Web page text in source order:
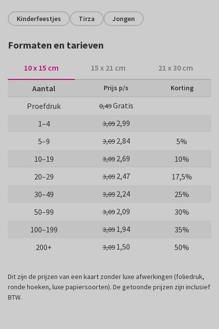
Kinderfeestjes Tirza Jongen
Formaten en tarieven
10 x 15 cm 15 x 21 cm 21 x 30 cm
Aantal Prijs p/s Korting
Proefdruk 0,49Gratis
1–4
3,09 2,99
5–9
3,09 2,84
5%
10–19
3,09 2,69
10%
20–29
3,09 2,47
17,5%
30–49
3,09 2,24
25%
50–99
3,09 2,09
30%
100–199
3,09 1,94
35%
200+
3,09 1,50 50%
Dit zijn de prijzen van een kaart zonder luxe afwerkingen (foliedruk,
ronde hoeken, luxe papiersoorten). De getoonde prijzen zijn inclusief
BTW.